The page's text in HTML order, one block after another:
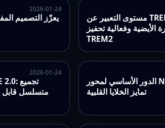
2026-01-24
مستوى التعبير عن TREM2 حاسم لحالة
الأيضية وفعالية تحفيز
TREM2
2026-01-24
متسلسل قابل
الدور الأساسي لمحور NONO-HOXA1-Wnt في
تمايز الخلايا القلبية